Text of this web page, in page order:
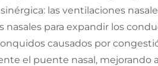
las ventilaciones
para expandir los
causados por
el puente nasal, mejorando